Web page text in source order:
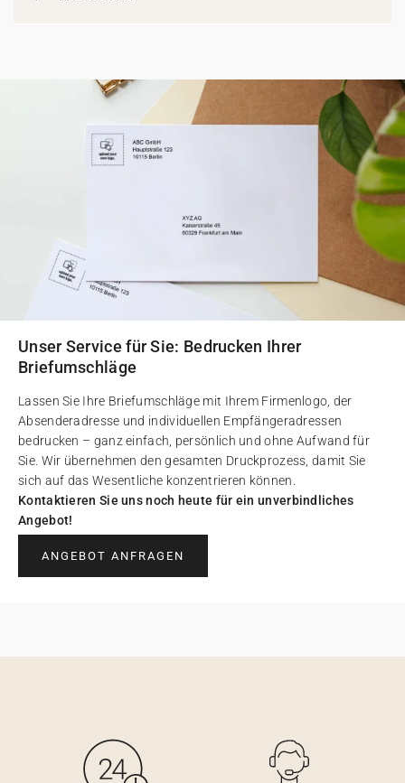
Unser Service für Sie: Bedrucken Ihrer
Briefumschläge
Lassen Sie Ihre Briefumschläge mit Ihrem Firmenlogo, der
Absenderadresse und individuellen Empfängeradressen
bedrucken – ganz einfach, persönlich und ohne Aufwand für
Sie. Wir übernehmen den gesamten Druckprozess, damit Sie
sich auf das Wesentliche konzentrieren können.
Kontaktieren Sie uns noch heute für ein unverbindliches
Angebot!
ANGEBOT ANFRAGEN